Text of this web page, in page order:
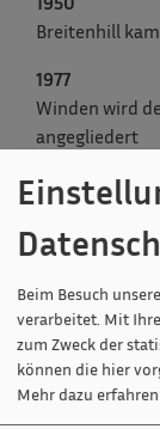
Breitenhill
1977
Winden wird
angegliedert
Beim Besuch
verarbeitet. Mit
zum Zweck der
können die hier
Mehr dazu